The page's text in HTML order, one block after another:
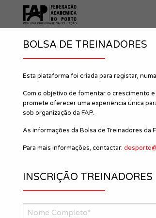
BOLSA DE TREINADORES
Esta plataforma foi criada para registar,
Com o objetivo de fomentar o crescimento
promete oferecer uma experiência única
sob organização da FAP.
As informações da Bolsa de Treinadores da
Para mais informações, contactar:
INSCRIÇÃO TREINADORES